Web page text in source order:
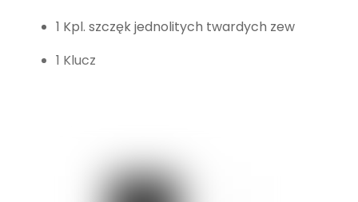
1 Kpl. szczęk jednolitych twardych zew
1 Klucz